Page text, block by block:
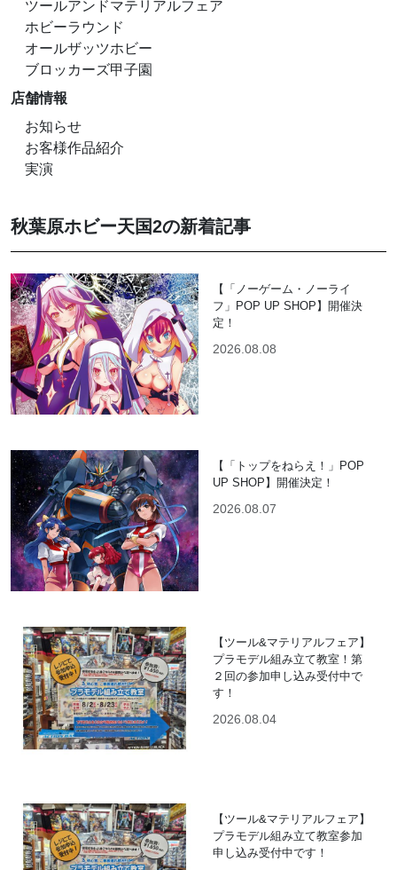
ツールアンドマテリアルフェア
ホビーラウンド
オールザッツホビー
ブロッカーズ甲子園
店舗情報
お知らせ
お客様作品紹介
実演
秋葉原ホビー天国2の新着記事
【「ノーゲーム・ノーライ
フ」POP UP SHOP】開催決
定！
2026.08.08
【「トップをねらえ！」POP
UP SHOP】開催決定！
2026.08.07
【ツール&マテリアルフェア】
プラモデル組み立て教室！第
２回の参加申し込み受付中で
す！
2026.08.04
【ツール&マテリアルフェア】
プラモデル組み立て教室参加
申し込み受付中です！